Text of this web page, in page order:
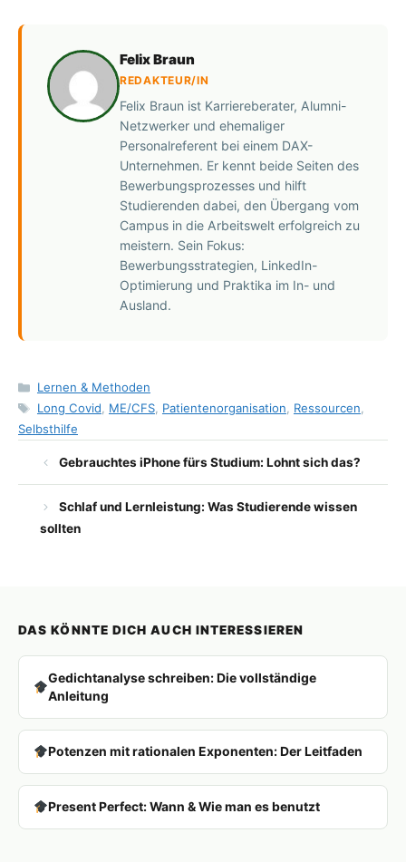
Felix Braun
REDAKTEUR/IN
Felix Braun ist Karriereberater, Alumni-
Netzwerker und ehemaliger
Personalreferent bei einem DAX-
Unternehmen. Er kennt beide Seiten des
Bewerbungsprozesses und hilft
Studierenden dabei, den Übergang vom
Campus in die Arbeitswelt erfolgreich zu
meistern. Sein Fokus:
Bewerbungsstrategien, LinkedIn-
Optimierung und Praktika im In- und
Ausland.
Kategorien
Lernen & Methoden
Schlagwörter
Long Covid, ME/CFS, Patientenorganisation, Ressourcen,
Selbsthilfe
Gebrauchtes iPhone fürs Studium: Lohnt sich das?
Schlaf und Lernleistung: Was Studierende wissen
sollten
DAS KÖNNTE DICH AUCH INTERESSIEREN
Gedichtanalyse schreiben: Die vollständige
Anleitung
Potenzen mit rationalen Exponenten: Der Leitfaden
Present Perfect: Wann & Wie man es benutzt